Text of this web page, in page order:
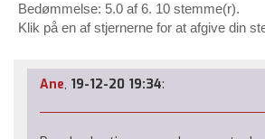
Bedømmelse: 5.0 af 6. 10 stemme(r).
Klik på en af stjernerne for at afgive din
Ane, 19-12-20 19:34: